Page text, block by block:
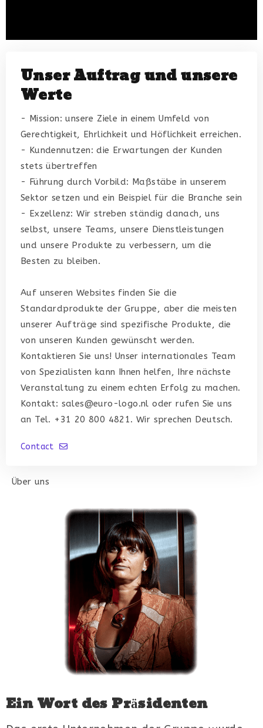
Unser Auftrag und unsere
Werte
- Mission: unsere Ziele in einem Umfeld von
Gerechtigkeit, Ehrlichkeit und Höflichkeit erreichen.
- Kundennutzen: die Erwartungen der Kunden
stets übertreffen
- Führung durch Vorbild: Maßstäbe in unserem
Sektor setzen und ein Beispiel für die Branche sein
- Exzellenz: Wir streben ständig danach, uns
selbst, unsere Teams, unsere Dienstleistungen
und unsere Produkte zu verbessern, um die
Besten zu bleiben.
Auf unseren Websites finden Sie die
Standardprodukte der Gruppe, aber die meisten
unserer Aufträge sind spezifische Produkte, die
von unseren Kunden gewünscht werden.
Kontaktieren Sie uns! Unser internationales Team
von Spezialisten kann Ihnen helfen, Ihre nächste
Veranstaltung zu einem echten Erfolg zu machen.
Kontakt: sales@euro-logo.nl oder rufen Sie uns
an Tel. +31 20 800 4821. Wir sprechen Deutsch.
Contact
Über uns
Ein Wort des Präsidenten